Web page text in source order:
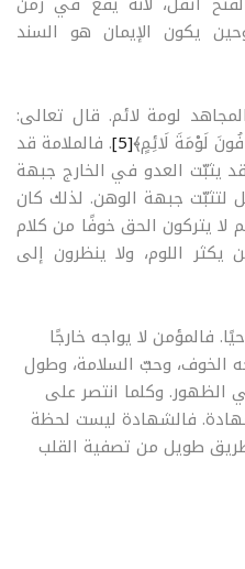
يكون الإيمان هو السند
لومة لائم. قال تعالى:
لَوْمَةَ لَائِمٍ﴾[5] . فالملامة قد
يثبّت العدو في الخارج جبهة
لتثبّت جبهة الوهن. لذلك كان
يتركون الحق خوفًا من كلام
يكثر اللوم، ولا ينظرون إلى
فالمؤمن لا يواجه خارجًا
الخوف، وحبّ السلامة، وطول
في الظهور. وكلما انتصر على
فالشهادة ليست لحظة
طويل من تصفية القلب